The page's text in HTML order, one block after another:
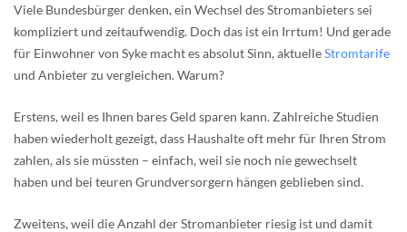
Viele Bundesbürger denken, ein Wechsel des Stromanbieters sei
kompliziert und zeitaufwendig. Doch das ist ein Irrtum! Und gerade
für Einwohner von Syke macht es absolut Sinn, aktuelleStromtarife
und Anbieter zu vergleichen. Warum?
Erstens, weil es Ihnen bares Geld sparen kann. Zahlreiche Studien
haben wiederholt gezeigt, dass Haushalte oft mehr für Ihren Strom
zahlen, als sie müssten – einfach, weil sie noch nie gewechselt
haben und bei teuren Grundversorgern hängen geblieben sind.
Zweitens, weil die Anzahl der Stromanbieter riesig ist und damit